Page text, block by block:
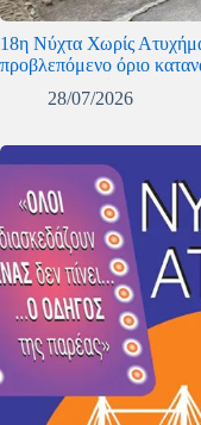
18η Νύχτα Χωρίς
προβλεπόμενο όριο
28/07/2026